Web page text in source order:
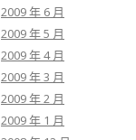
2009 年 6 月
2009 年 5 月
2009 年 4 月
2009 年 3 月
2009 年 2 月
2009 年 1 月